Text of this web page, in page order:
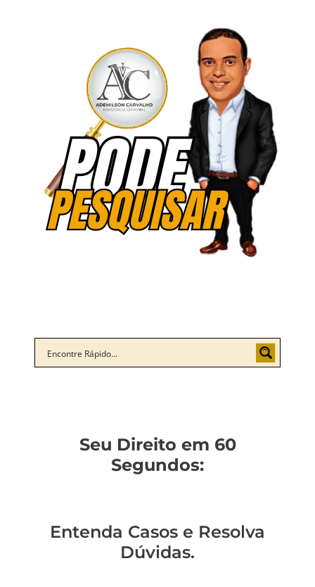
Seu Direito em 60
Segundos:
Entenda Casos e Resolva
Dúvidas.